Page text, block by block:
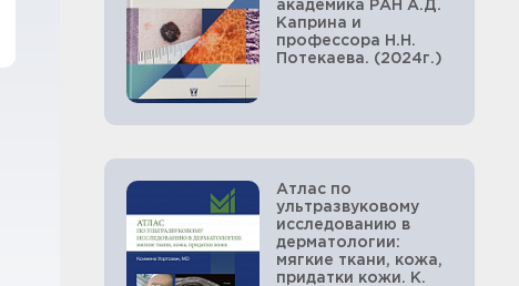
академика РАН А.Д.
Каприна и
профессора Н.Н.
Потекаева. (2024г.)
Атлас по
ультразвуковому
исследованию в
дерматологии:
мягкие ткани, кожа,
придатки кожи. К.